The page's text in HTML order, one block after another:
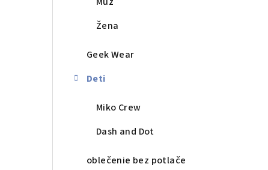
Žena
Geek Wear
Deti
Miko Crew
Dash and Dot
oblečenie bez potlače